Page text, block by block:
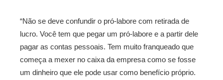
“Não se deve confundir o pró-labore com retirada de
lucro. Você tem que pegar um pró-labore e a partir dele
pagar as contas pessoais. Tem muito franqueado que
começa a mexer no caixa da empresa como se fosse
um dinheiro que ele pode usar como benefício próprio.